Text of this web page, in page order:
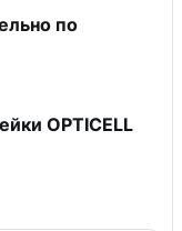
по
OPTICELL